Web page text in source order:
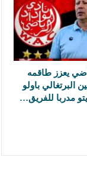
يعزز طاقمه
البرتغالي باولو
مدربا للفريق…